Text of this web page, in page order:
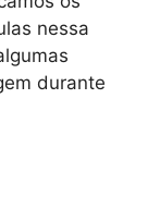
nessa
durante